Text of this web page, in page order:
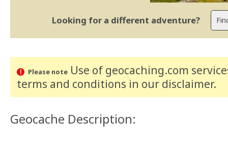
Looking for a different adventure?
Please noteUse of geocaching.com
terms and conditions in our disclaimer.
Geocache Description: